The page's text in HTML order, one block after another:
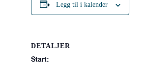
Legg til i kalender
DETALJER
Start: